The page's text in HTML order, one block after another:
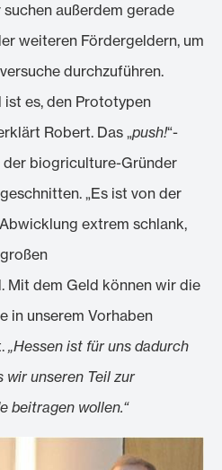
außerdem gerade
weiteren Fördergeldern, um
durchzuführen.
es, den Prototypen
Robert. Das „push!“-
biogriculture-Gründer
„Es ist von der
extrem schlank,
Mit dem Geld können wir die
in unserem Vorhaben
„Hessen ist für uns dadurch
wir unseren Teil zur
beitragen wollen.“